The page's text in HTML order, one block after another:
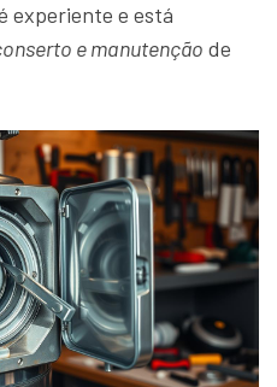
experiente e está
e manutenção de